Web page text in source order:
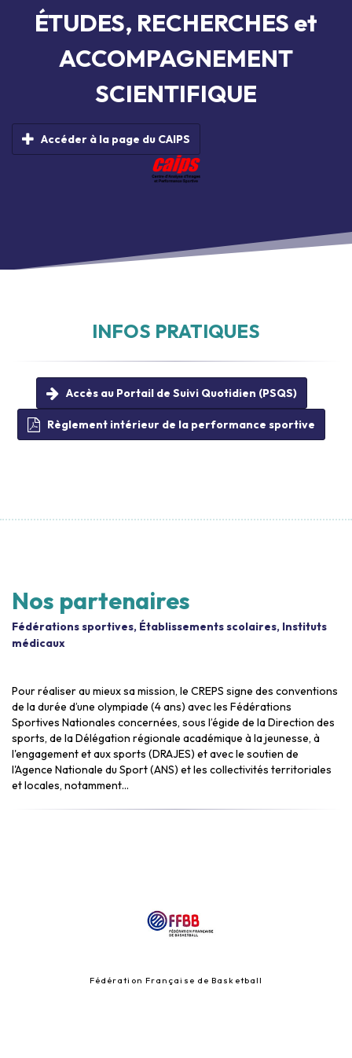
ÉTUDES, RECHERCHES et
ACCOMPAGNEMENT
SCIENTIFIQUE
Accéder à la page du CAIPS
INFOS PRATIQUES
Accès au Portail de Suivi Quotidien (PSQS)
Règlement intérieur de la performance sportive
Nos partenaires
Fédérations sportives, Établissements scolaires, Instituts
médicaux
Pour réaliser au mieux sa mission, le CREPS signe des conventions
de la durée d’une olympiade (4 ans) avec les Fédérations
Sportives Nationales concernées, sous l’égide de la Direction des
sports, de laDélégation régionale académique à la jeunesse, à
l'engagement et aux sports (DRAJES) et avec le soutien de
l'Agence Nationale du Sport (ANS) et les collectivités territoriales
et locales, notamment...
Fédération Française de Basketball